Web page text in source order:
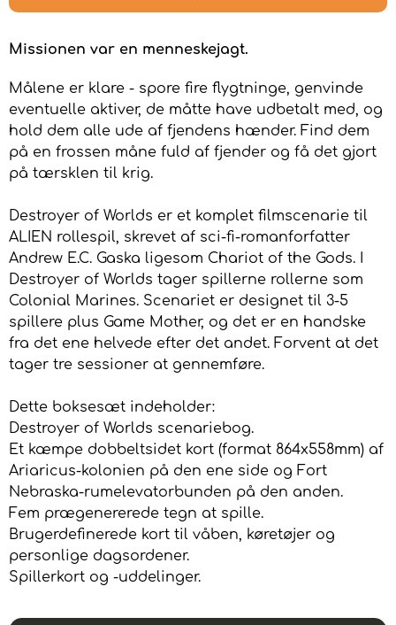
Missionen var en menneskejagt.
Målene er klare - spore fire flygtninge, genvinde
eventuelle aktiver, de måtte have udbetalt med, og
hold dem alle ude af fjendens hænder. Find dem
på en frossen måne fuld af fjender og få det gjort
på tærsklen til krig.
Destroyer of Worlds er et komplet filmscenarie til
ALIEN rollespil, skrevet af sci-fi-romanforfatter
Andrew E.C. Gaska ligesom Chariot of the Gods. I
Destroyer of Worlds tager spillerne rollerne som
Colonial Marines. Scenariet er designet til 3-5
spillere plus Game Mother, og det er en handske
fra det ene helvede efter det andet. Forvent at det
tager tre sessioner at gennemføre.
Dette boksesæt indeholder:
Destroyer of Worlds scenariebog.
Et kæmpe dobbeltsidet kort (format 864x558mm) af
Ariaricus-kolonien på den ene side og Fort
Nebraska-rumelevatorbunden på den anden.
Fem prægenererede tegn at spille.
Brugerdefinerede kort til våben, køretøjer og
personlige dagsordener.
Spillerkort og -uddelinger.